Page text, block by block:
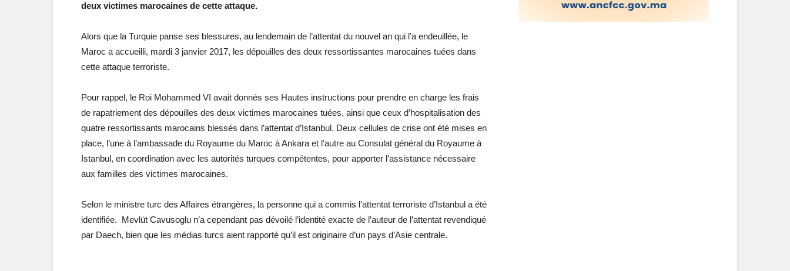
deux victimes marocaines de cette attaque.
Alors que la Turquie panse ses blessures, au lendemain de l’attentat du nouvel an qui l’a endeuillée, le
Maroc a accueilli, mardi 3 janvier 2017, les dépouilles des deux ressortissantes marocaines tuées dans
cette attaque terroriste.
Pour rappel, le Roi Mohammed VI avait donnés ses Hautes instructions pour prendre en charge les frais
de rapatriement des dépouilles des deux victimes marocaines tuées, ainsi que ceux d’hospitalisation des
quatre ressortissants marocains blessés dans l’attentat d’Istanbul. Deux cellules de crise ont été mises en
place, l’une à l’ambassade du Royaume du Maroc à Ankara et l’autre au Consulat général du Royaume à
Istanbul, en coordination avec les autorités turques compétentes, pour apporter l’assistance nécessaire
aux familles des victimes marocaines.
Selon le ministre turc des Affaires étrangères, la personne qui a commis l’attentat terroriste d’Istanbul a été
identifiée. Mevlüt Cavusoglu n’a cependant pas dévoilé l’identité exacte de l’auteur de l’attentat revendiqué
par Daech, bien que les médias turcs aient rapporté qu’il est originaire d’un pays d’Asie centrale.